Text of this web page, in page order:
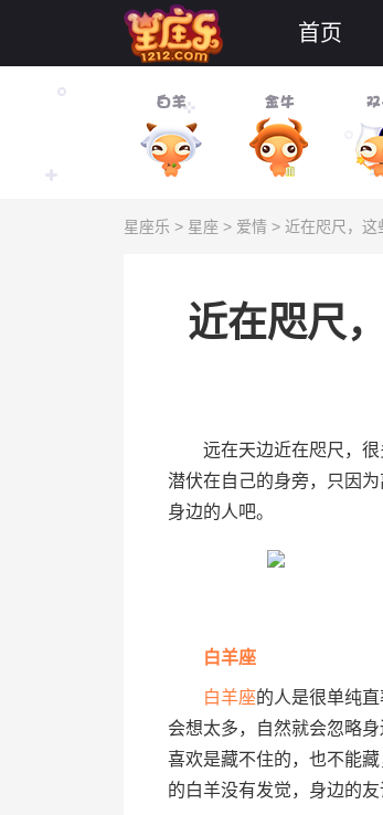
首页
星座乐 > 星座 > 爱情 > 近在咫尺，这
近在咫尺
远在天边近在咫尺，很
潜伏在自己的身旁，只因
身边的人吧。
白羊座
白羊座的人是很单纯
会想太多，自然就会忽略
喜欢是藏不住的，也不能
的白羊没有发觉，身边的友